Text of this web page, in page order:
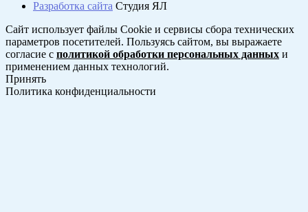
Разработка сайта Студия ЯЛ
Сайт использует файлы Cookie и сервисы сбора технических
параметров посетителей. Пользуясь сайтом, вы выражаете
согласие с политикой обработки персональных данных и
применением данных технологий.
Принять
Политика конфиденциальности